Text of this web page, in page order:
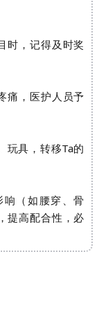
时，记得及时奖
痛，医护人员予
玩具，转移Ta的
（如腰穿、骨
提高配合性，必